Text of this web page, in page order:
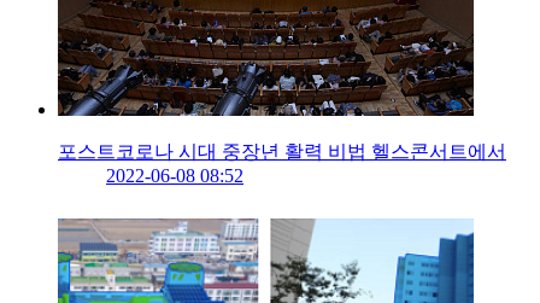
포스트코로나 시대 중장년 활력 비법 헬스콘서트에서
2022-06-08 08:52